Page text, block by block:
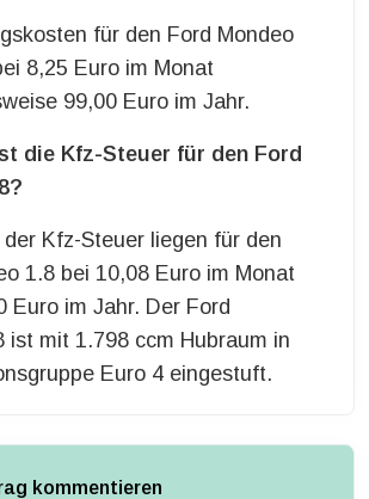
für den Ford Mondeo
8,25 Euro im Monat
99,00 Euro im Jahr.
die Kfz-Steuer für den Ford
Kfz-Steuer liegen für den
1.8 bei 10,08 Euro im Monat
Euro im Jahr. Der Ford
ist mit 1.798 ccm Hubraum in
Euro 4 eingestuft.
kommentieren